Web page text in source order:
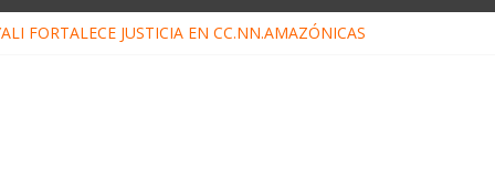
FORTALECE JUSTICIA EN CC.NN.AMAZÓNICAS